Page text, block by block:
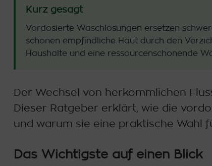
Kurz gesagt
Vordosierte Waschlösungen ersetzen
schonen empfindliche Haut durch den
Haushalte und eine ressourcenschonende
Der Wechsel von herkömmlichen
Dieser Ratgeber erklärt, wie die
und warum sie eine praktische Wahl
Das Wichtigste auf einen Blick